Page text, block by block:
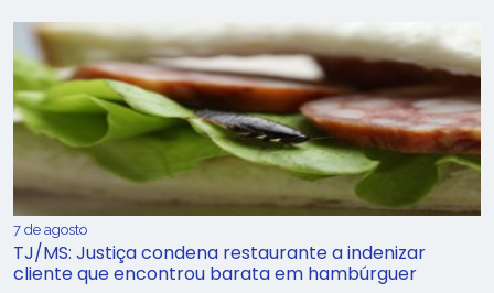
7 de agosto
TJ/MS: Justiça condena restaurante a indenizar
cliente que encontrou barata em hambúrguer